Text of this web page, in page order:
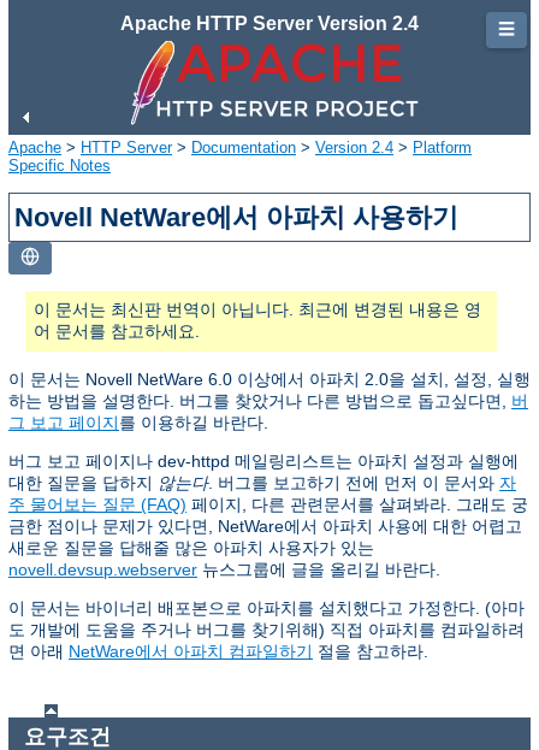
Apache HTTP Server Version 2.4
Apache > HTTP Server> Documentation > Version 2.4 > Platform
Specific Notes
Novell NetWare에서 아파치 사용하기
이 문서는 최신판 번역이 아닙니다. 최근에 변경된 내용은 영
어 문서를 참고하세요.
이 문서는 Novell NetWare 6.0 이상에서 아파치 2.0을 설치, 설정, 실행
하는 방법을 설명한다. 버그를 찾았거나 다른 방법으로 돕고싶다면, 버
그 보고 페이지를 이용하길 바란다.
버그 보고 페이지나 dev-httpd 메일링리스트는 아파치 설정과 실행에
대한 질문을 답하지 않는다. 버그를 보고하기 전에 먼저 이 문서와 자
주 물어보는 질문 (FAQ) 페이지, 다른 관련문서를 살펴봐라. 그래도 궁
금한 점이나 문제가 있다면, NetWare에서 아파치 사용에 대한 어렵고
새로운 질문을 답해줄 많은 아파치 사용자가 있는
novell.devsup.webserver 뉴스그룹에 글을 올리길 바란다.
이 문서는 바이너리 배포본으로 아파치를 설치했다고 가정한다. (아마
도 개발에 도움을 주거나 버그를 찾기위해) 직접 아파치를 컴파일하려
면 아래 NetWare에서 아파치 컴파일하기 절을 참고하라.
요구조건
☰